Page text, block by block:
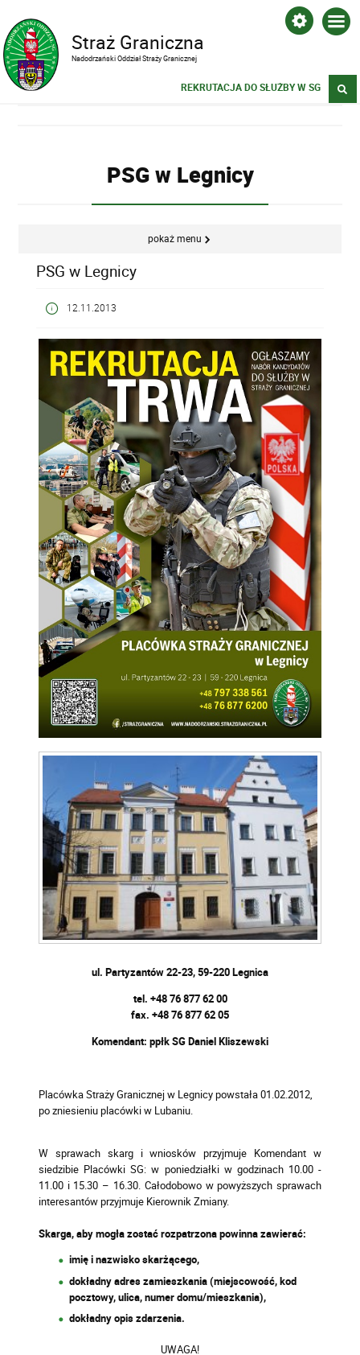
Straż Graniczna
Nadodrzański Oddział Straży Granicznej
REKRUTACJA DO SŁUŻBY W SG
PSG w Legnicy
pokaż menu
PSG w Legnicy
12.11.2013
ul. Partyzantów 22-23,59-220 Legnica
tel. +48 76 877 62 00
fax. +48 76 877 62 05
Komendant: ppłk SG Daniel Kliszewski
Placówka Straży Granicznej w Legnicy powstała 01.02.2012,
po zniesieniu placówki w Lubaniu.
W sprawach skarg i wniosków przyjmuje Komendant w
siedzibie Placówki SG: w poniedziałki w godzinach 10.00 -
11.00 i 15.30 – 16.30 . Całodobowo w powyższych sprawach
interesantów przyjmuje Kierownik Zmiany.
Skarga, aby mogła zostać rozpatrzona powinna zawierać:
imię i nazwisko skarżącego,
dokładny adres zamieszkania (miejscowość, kod
pocztowy, ulica, numer domu/mieszkania),
dokładny opis zdarzenia.
UWAGA!